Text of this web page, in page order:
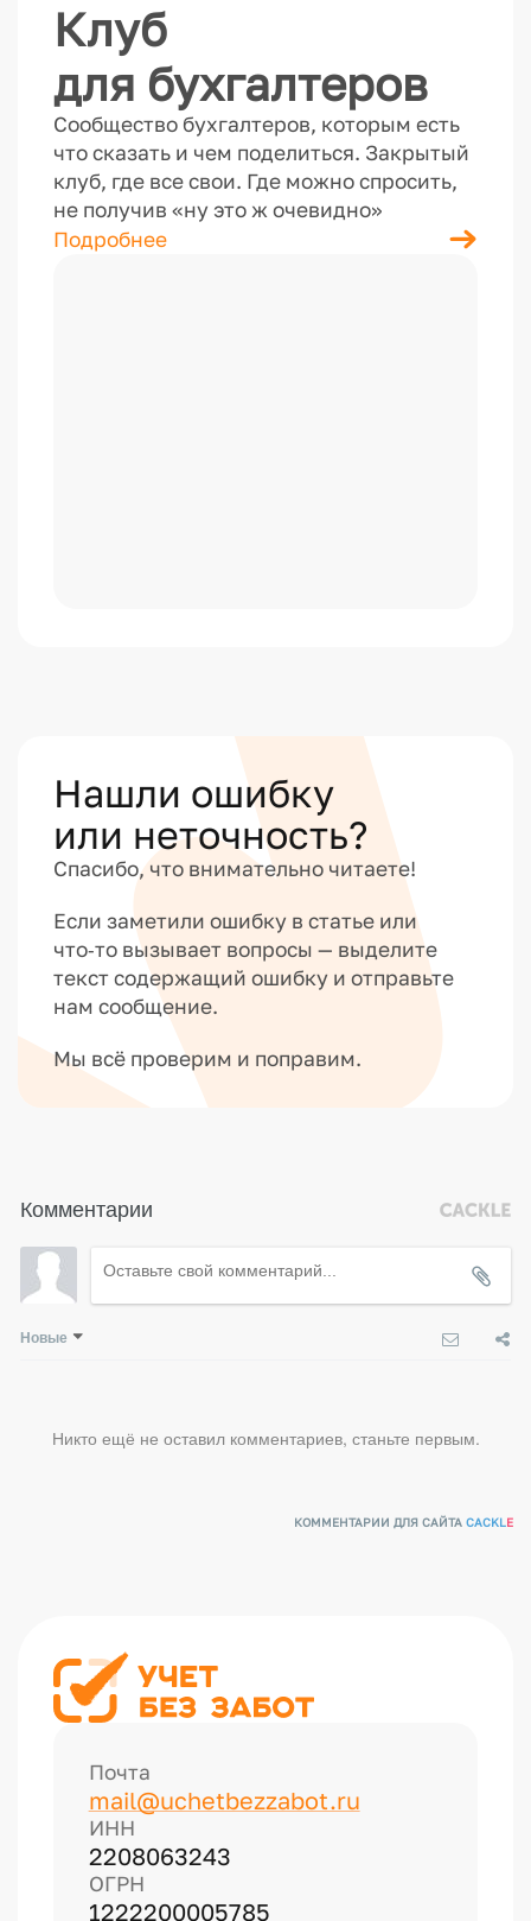
Клуб
для бухгалтеров
Сообщество бухгалтеров, которым есть
что сказать и чем поделиться. Закрытый
клуб, где все свои. Где можно спросить,
не получив «ну это ж очевидно»
Подробнее
Нашли ошибку
или неточность?
Спасибо, что внимательно читаете!
Если заметили ошибку в статье или
что‑то вызывает вопросы — выделите
текст содержащий ошибку и отправьте
нам сообщение.
Мы всё проверим и поправим.
Комментарии
Новые
Никто ещё не оставил комментариев, станьте первым.
КОММЕНТАРИИ ДЛЯ САЙТАCACKLE
Почта
mail@uchetbezzabot.ru
ИНН
2208063243
ОГРН
1222200005785